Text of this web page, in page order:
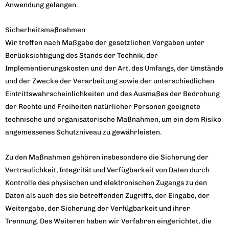
Anwendung gelangen.
Sicherheitsmaßnahmen
Wir treffen nach Maßgabe der gesetzlichen Vorgaben unter
Berücksichtigung des Stands der Technik, der
Implementierungskosten und der Art, des Umfangs, der Umstände
und der Zwecke der Verarbeitung sowie der unterschiedlichen
Eintrittswahrscheinlichkeiten und des Ausmaßes der Bedrohung
der Rechte und Freiheiten natürlicher Personen geeignete
technische und organisatorische Maßnahmen, um ein dem Risiko
angemessenes Schutzniveau zu gewährleisten.
Zu den Maßnahmen gehören insbesondere die Sicherung der
Vertraulichkeit, Integrität und Verfügbarkeit von Daten durch
Kontrolle des physischen und elektronischen Zugangs zu den
Daten als auch des sie betreffenden Zugriffs, der Eingabe, der
Weitergabe, der Sicherung der Verfügbarkeit und ihrer
Trennung. Des Weiteren haben wir Verfahren eingerichtet, die